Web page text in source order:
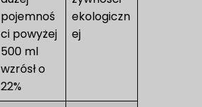
pojemnoś
ci powyżej
500 ml
wzrósł o
22%
ekologiczn
ej